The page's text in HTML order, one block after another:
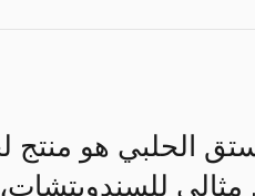
الحلبي هو